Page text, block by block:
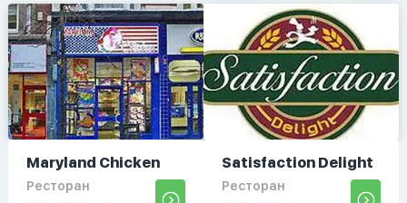
Maryland Chicken
Ресторан
Satisfaction Delight
Ресторан